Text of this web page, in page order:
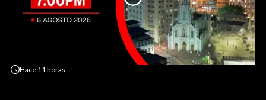
Hace 11 horas